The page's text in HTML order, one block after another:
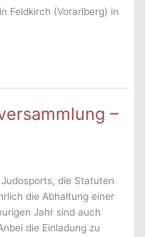
Feldkirch (Vorarlberg) in
–
die Statuten
die Abhaltung einer
Jahr sind auch
die Einladung zu